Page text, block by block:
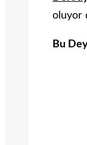
oluyor
Bu